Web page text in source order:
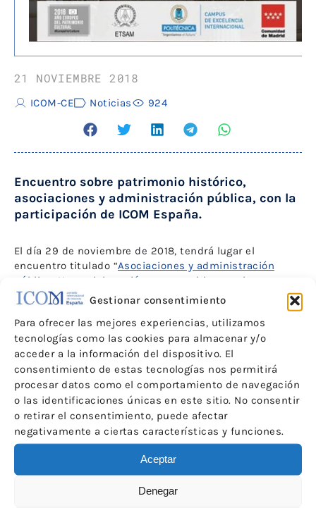
Gestionar consentimiento
Para ofrecer las mejores experiencias, utilizamos
tecnologías como las cookies para almacenar y/o
acceder a la información del dispositivo. El
consentimiento de estas tecnologías nos permitirá
procesar datos como el comportamiento de navegación
o las identificaciones únicas en este sitio. No consentir
o retirar el consentimiento, puede afectar
negativamente a ciertas características y funciones.
Aceptar
Denegar
21 NOVIEMBRE 2018
ICOM-CE Noticias 924
Encuentro sobre patrimonio histórico,
asociaciones y administración pública, con la
participación de ICOM España.
El día 29 de noviembre de 2018, tendrá lugar el
encuentro titulado “Asociaciones y administración
pública. Una colaboración responsable con el
Patrimonio Histórico” de manos de laDirección
General de Patrimonio Cultural
Escuela Superior de
Arquitecturade Madrid.
En este encuentro se pretende dar a conocer el papel
fundamental que juegan las Asociaciones en la
protección, conservación y difusión del patrimonio
siendo el cuarto año que colaboran estos dos
organismos en proporcionar a los profesionales un foro
donde intercambiar experiencias sobre patrimonio.
El encuentro cuenta con la colaboración de ICOM
España. Judith Ara Lázaro, vocal de la junta directiva de
ICOM España, representará a ICOM España en una mesa
redonda en la que participarán responsables de